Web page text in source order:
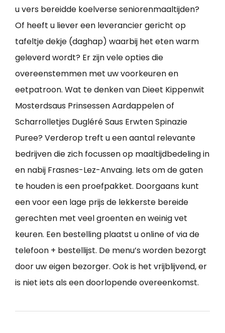
u vers bereidde koelverse seniorenmaaltijden?
Of heeft u liever een leverancier gericht op
tafeltje dekje (daghap) waarbij het eten warm
geleverd wordt? Er zijn vele opties die
overeenstemmen met uw voorkeuren en
eetpatroon. Wat te denken van Dieet Kippenwit
Mosterdsaus Prinsessen Aardappelen of
Scharrolletjes Dugléré Saus Erwten Spinazie
Puree? Verderop treft u een aantal relevante
bedrijven die zich focussen op maaltijdbedeling in
en nabij Frasnes-Lez-Anvaing. Iets om de gaten
te houden is een proefpakket. Doorgaans kunt
een voor een lage prijs de lekkerste bereide
gerechten met veel groenten en weinig vet
keuren. Een bestelling plaatst u online of via de
telefoon + bestellijst. De menu’s worden bezorgt
door uw eigen bezorger. Ook is het vrijblijvend, er
is niet iets als een doorlopende overeenkomst.